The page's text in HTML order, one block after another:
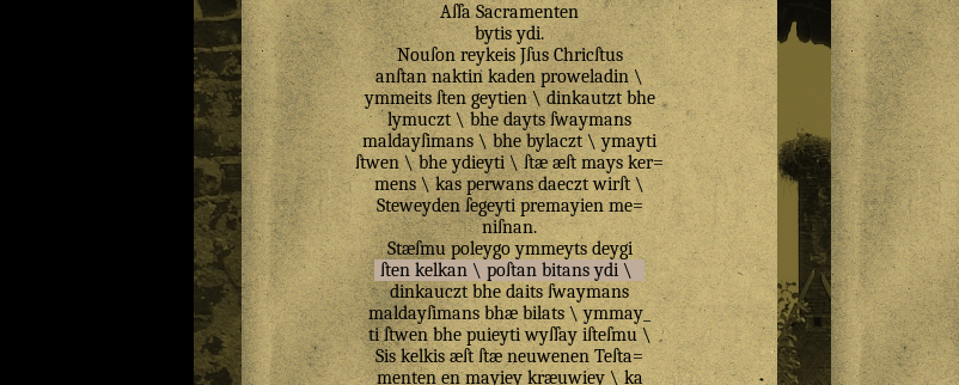
Aſſa Sacramenten
bytis ydi.
Nouſon reykeis Jſus Chricſtus
anſtan naktin kaden proweladin\
ymmeits ſten geytien\dinkautzt bhe
lymuczt\bhe dayts ſwaymans
maldayſimans \bhe bylaczt\ymayti
ſtwen\bhe ydieyti\ſtæ æſt mays ker=
mens\kas perwans daeczt wirſt\
Steweyden ſegeyti premayien me=
niſnan.
Stæſmu poleygo ymmeyts deygi
ſten kelkan \ poſtan bitans ydi \
dinkauczt bhe daits ſwaymans
maldayſimans bhæ bilats\ymmay_
ti ſtwen bhe puieyti wyſſay iſteſmu\
Sis kelkis æſt ſtæ neuwenen Teſta=
menten en mayiey kræuwiey\ka